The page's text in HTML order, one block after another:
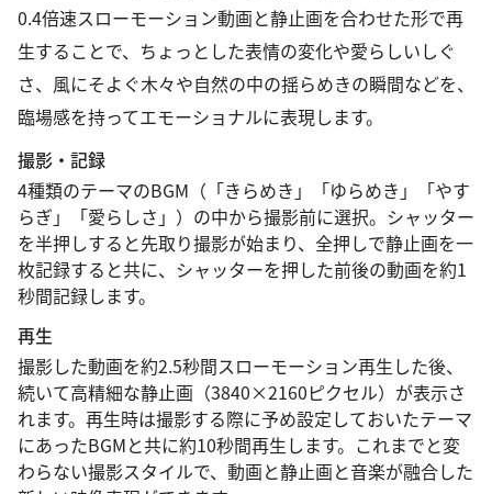
0.4倍速スローモーション動画と静止画を合わせた形で再
生することで、ちょっとした表情の変化や愛らしいしぐ
さ、風にそよぐ木々や自然の中の揺らめきの瞬間などを、
臨場感を持ってエモーショナルに表現します。
撮影・記録
4種類のテーマのBGM（「きらめき」「ゆらめき」「やす
らぎ」「愛らしさ」）の中から撮影前に選択。シャッター
を半押しすると先取り撮影が始まり、全押しで静止画を一
枚記録すると共に、シャッターを押した前後の動画を約1
秒間記録します。
再生
撮影した動画を約2.5秒間スローモーション再生した後、
続いて高精細な静止画（3840×2160ピクセル）が表示さ
れます。再生時は撮影する際に予め設定しておいたテーマ
にあったBGMと共に約10秒間再生します。これまでと変
わらない撮影スタイルで、動画と静止画と音楽が融合した